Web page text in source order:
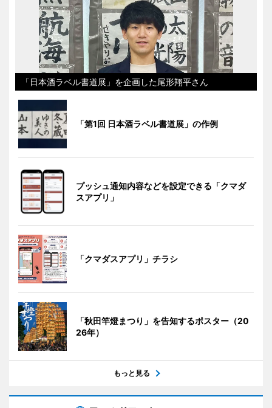
「日本酒ラベル書道展」を企画した尾形翔平さん
「第1回 日本酒ラベル書道展」の作例
プッシュ通知内容などを設定できる「クマダ
スアプリ」
「クマダスアプリ」チラシ
「秋田竿燈まつり」を告知するポスター（20
26年）
もっと見る